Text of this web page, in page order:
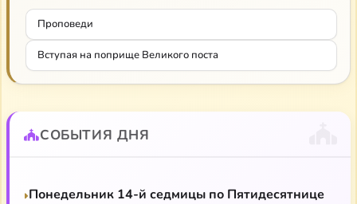
Проповеди
Вступая на поприще Великого поста
СОБЫТИЯ ДНЯ
Понедельник 14-й седмицы по Пятидесятнице